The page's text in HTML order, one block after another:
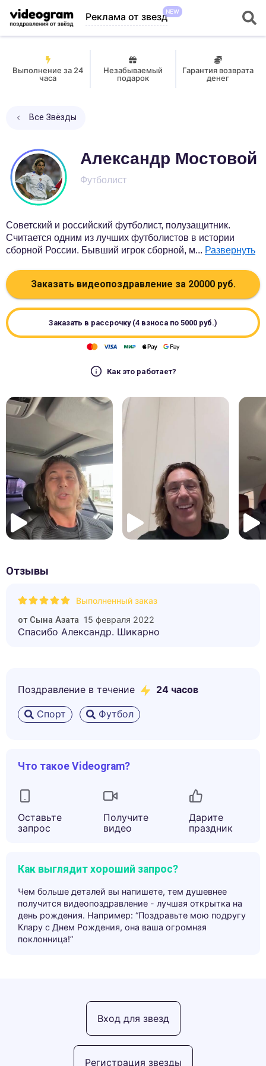
Реклама от звездNEW
Выполнение за 24
часа
Незабываемый
подарок
Гарантия возврата
денег
Все Звёзды
Александр Мостовой
Футболист
Советский и российский футболист, полузащитник.
Считается одним из лучших футболистов в истории
сборной России. Бывший игрок сборной, м... Развернуть
Заказать видеопоздравление за 20000руб.
Заказать в рассрочку (4 взноса по 5000 руб.)
Как это работает?
Отзывы
Выполненный заказ
от Сына Азата 15 февраля 2022
Спасибо Александр. Шикарно
Поздравление в течение 24 часов
Спорт Футбол
Что такое Videogram?
Оставьте
запрос
Получите
видео
Дарите
праздник
Как выглядит хороший запрос?
Чем больше деталей вы напишете, тем душевнее
получится видеопоздравление - лучшая открытка на
день рождения. Например: “Поздравьте мою подругу
Клару с Днем Рождения, она ваша огромная
поклонница!”
Регистрация звезды
Вход для звезд